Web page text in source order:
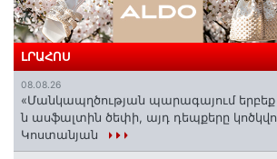
ԼՐԱՀՈՍ
08.08.26
«Մանկապղծության պարագայում
ն ասֆալտին ծեփի, այդ դեպքերը
Կոստանյան